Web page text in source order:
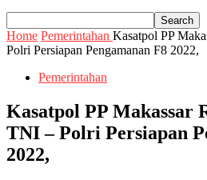
Home Pemerintahan Kasatpol PP
Polri Persiapan Pengamanan F8 2022,
Pemerintahan
Kasatpol PP Makassar
TNI – Polri Persiapan
2022,